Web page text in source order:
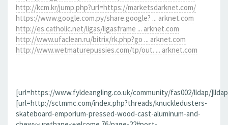
http://kcm.kr/jump.php?url=https://marketsdarknet.com/
https://www.google.com.py/share.google? ... arknet.com
http://es.catholic.net/ligas/ligasframe ... arknet.com
http://www.ufaclean.ru/bitrix/rk.php?go ... arknet.com
http://www.wetmaturepussies.com/tp/out. ... arknet.com
[url=https://www.fyldeangling.co.uk/community/fas002/lldap/
[url=http://sctmmc.com/index.php?threads/knuckledusters-
skateboard-emporium-pressed-wood-cast-aluminum-and-